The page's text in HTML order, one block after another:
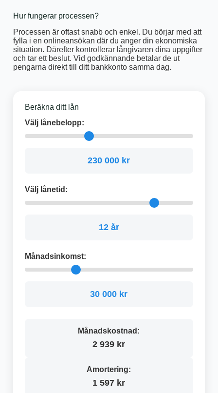
Hur fungerar processen?
Processen är oftast snabb och enkel. Du börjar med att
fylla i en onlineansökan där du anger din ekonomiska
situation. Därefter kontrollerar långivaren dina uppgifter
och tar ett beslut. Vid godkännande betalar de ut
pengarna direkt till ditt bankkonto samma dag.
Beräkna ditt lån
Välj lånebelopp:
230 000 kr
Välj lånetid:
12 år
Månadsinkomst:
30 000 kr
Månadskostnad:
2 939 kr
Amortering:
1 597 kr